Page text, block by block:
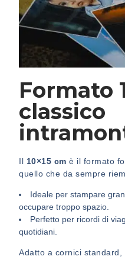
Formato
classico
Il 10×15 cm è il formato
quello che da sempre
Ideale per stampare
occupare troppo spazio.
Perfetto per ricordi di
quotidiani.
Adatto a cornici standard,